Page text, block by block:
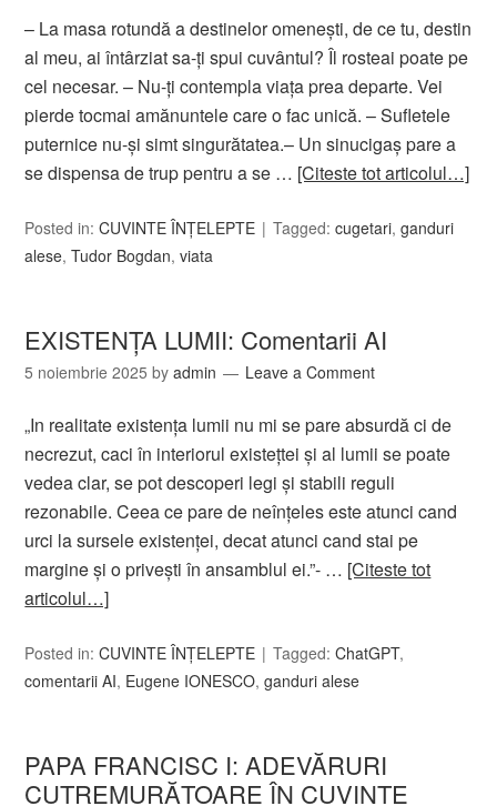
– La masa rotundă a destinelor omenești, de ce tu, destin
al meu, ai întârziat sa-ți spui cuvântul? Îl rosteai poate pe
cel necesar. – Nu-ţi contempla viaţa prea departe. Vei
pierde tocmai amănuntele care o fac unică. – Sufletele
puternice nu-şi simt singurătatea.– Un sinucigaş pare a
se dispensa de trup pentru a se … [Citeste tot articolul…]
Posted in:CUVINTE ÎNȚELEPTE Tagged:cugetari,ganduri
alese,Tudor Bogdan,viata
EXISTENȚA LUMII: Comentarii AI
5 noiembrie 2025 byadmin Leave a Comment
„In realitate existența lumii nu mi se pare absurdă ci de
necrezut, caci în interiorul existețtei și al lumii se poate
vedea clar, se pot descoperi legi și stabili reguli
rezonabile. Ceea ce pare de neînțeles este atunci cand
urci la sursele existenței, decat atunci cand stai pe
margine și o privești în ansamblul ei.”- … [Citeste tot
articolul…]
Posted in:CUVINTE ÎNȚELEPTE Tagged:ChatGPT,
comentarii AI, Eugene IONESCO,ganduri alese
PAPA FRANCISC I: ADEVĂRURI
CUTREMURĂTOARE ÎN CUVINTE